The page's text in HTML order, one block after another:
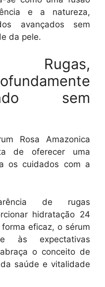
e a natureza,
avançados sem
da pele.
Rugas,
sem
Rosa Amazonica
de oferecer uma
os cuidados com a
de rugas
hidratação 24
eficaz, o sérum
às expectativas
o conceito de
saúde e vitalidade